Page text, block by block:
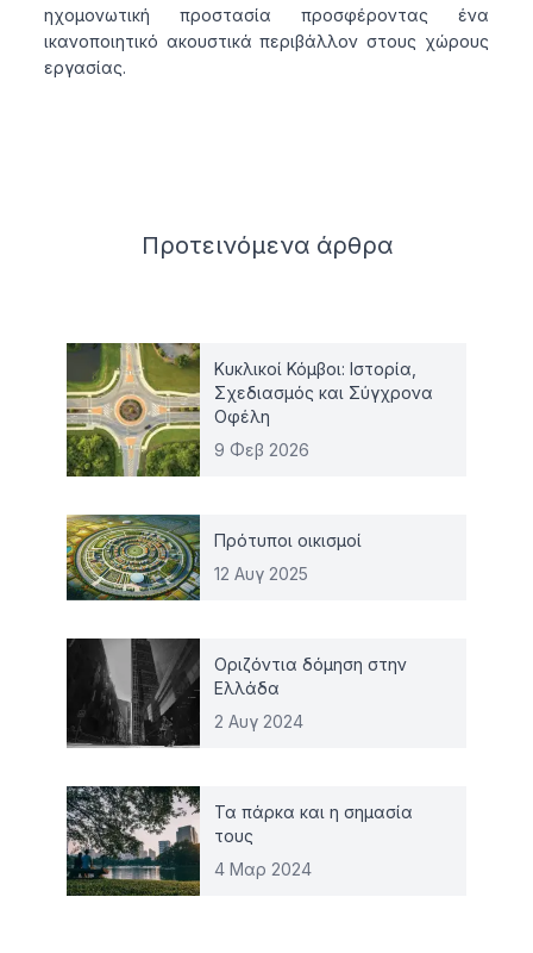
ηχομονωτική προστασία προσφέροντας ένα
ικανοποιητικό ακουστικά περιβάλλον στους χώρους
εργασίας.
Προτεινόμενα άρθρα
Κυκλικοί Κόμβοι: Ιστορία,
Σχεδιασμός και Σύγχρονα
Οφέλη
9 Φεβ 2026
Πρότυποι οικισμοί
12 Αυγ 2025
Οριζόντια δόμηση στην
Ελλάδα
2 Αυγ 2024
Τα πάρκα και η σημασία
τους
4 Μαρ 2024